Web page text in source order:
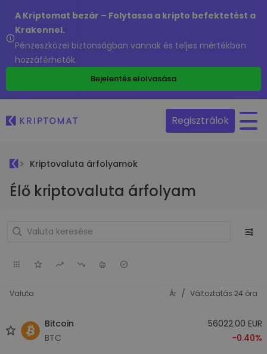
A Kriptomat bezár – Folytassa a kripto befektetést a
Krakennel.
Pénzeszközei biztonságban vannak és teljes mértékben
hozzáférhetők.
Bejelentés elolvasása
Regisztrálok
Kriptovaluta árfolyamok
Élő kriptovaluta árfolyam
Valuta Ár / Változtatás 24 óra
Bitcoin
BTC
56022.00 EUR
-0.40%